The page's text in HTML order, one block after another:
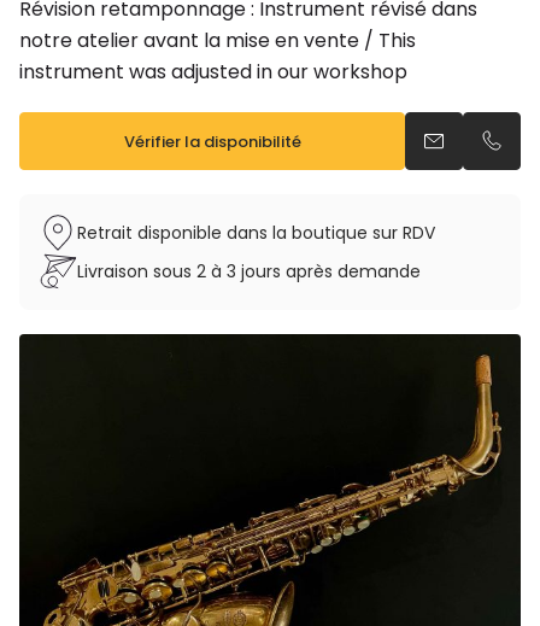
Révision retamponnage : Instrument révisé dans
notre atelier avant la mise en vente / This
instrument was adjusted in our workshop
Vérifier la disponibilité Envoyer un
Retrait disponible dans la boutique sur RDV
Livraison sous 2 à 3 jours après demande